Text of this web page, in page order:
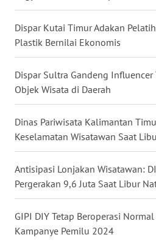
Dispar Kutai Timur Adakan
Plastik Bernilai Ekonomis
Dispar Sultra Gandeng
Objek Wisata di Daerah
Dinas Pariwisata Kalimantan
Keselamatan Wisatawan Saat
Antisipasi Lonjakan Wisatawan:
Pergerakan 9,6 Juta Saat Libur
GIPI DIY Tetap Beroperasi
Kampanye Pemilu 2024
WN
KALTARA
KALSEL
KALTIM
SULSEL
GORONTALO